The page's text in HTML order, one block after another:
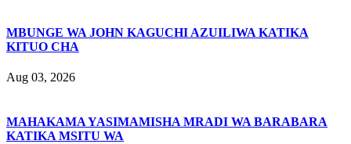
MBUNGE WA JOHN KAGUCHI AZUILIWA KATIKA
KITUO CHA
Aug 03, 2026
MAHAKAMA YASIMAMISHA MRADI WA BARABARA
KATIKA MSITU WA